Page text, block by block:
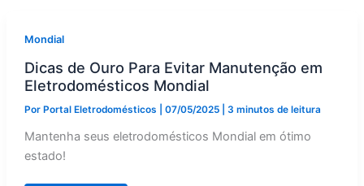
Fazer
Mondial
Dicas de Ouro Para Evitar Manutenção em
Eletrodomésticos Mondial
Por Portal Eletrodomésticos 07/05/2025 3 minutos de leitura
Mantenha seus eletrodomésticos Mondial em ótimo
estado!